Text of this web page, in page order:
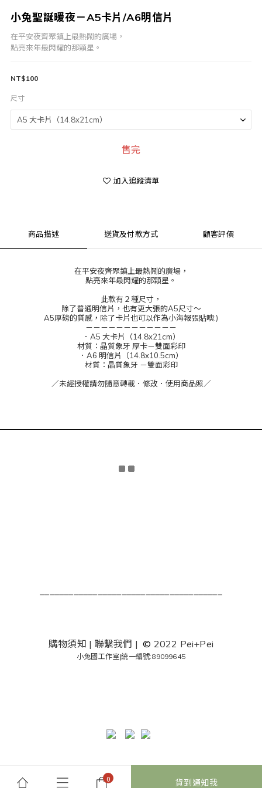
小兔聖誕暖夜－A5卡片/A6明信片
在平安夜齊聚鎮上最熱鬧的廣場，
點亮來年最閃耀的那顆星。
NT$100
尺寸
售完
貨到通知我
加入追蹤清單
商品描述 送貨及付款方式 顧客評價
在平安夜齊聚鎮上最熱鬧的廣場，
點亮來年最閃耀的那顆星。
此款有２種尺寸，
除了普通明信片，也有更大張的A5尺寸～
A5厚磅的質感，除了卡片也可以作為小海報張貼噢:)
－－－－－－－－－－－－
．A5 大卡片（14.8x21cm）
材質：晶質象牙 厚卡－雙面彩印
．A6 明信片（14.8x10.5cm）
材質：晶質象牙 －雙面彩印
／未經授權請勿隨意轉載．修改．使用商品照／
購物須知 | 聯繫我們 |© 2022 Pei+Pei
小兔國工作室|統一編號:89099645